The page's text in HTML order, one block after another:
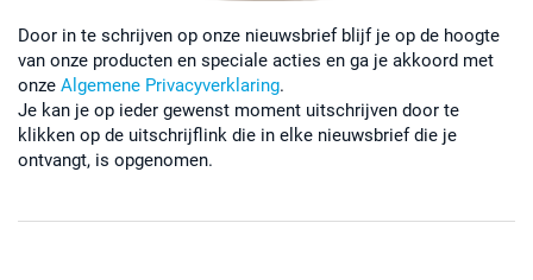
Door in te schrijven op onze nieuwsbrief blijf je op de hoogte
van onze producten en speciale acties en ga je akkoord met
onze Algemene Privacyverklaring.
Je kan je op ieder gewenst moment uitschrijven door te
klikken op de uitschrijflink die in elke nieuwsbrief die je
ontvangt, is opgenomen.